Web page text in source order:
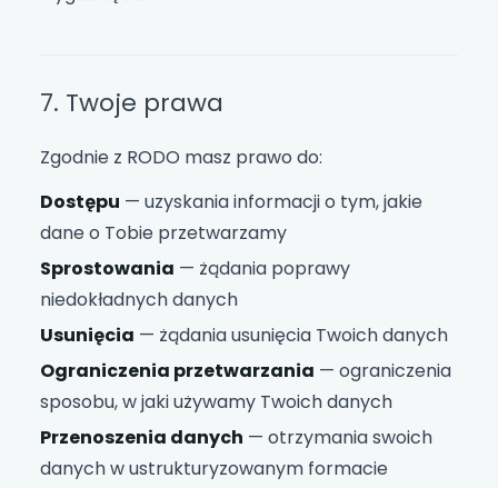
7. Twoje prawa
Zgodnie z RODO masz prawo do:
Dostępu — uzyskania informacji o tym, jakie
dane o Tobie przetwarzamy
Sprostowania — żądania poprawy
niedokładnych danych
Usunięcia — żądania usunięcia Twoich danych
Ograniczenia przetwarzania — ograniczenia
sposobu, w jaki używamy Twoich danych
Przenoszenia danych — otrzymania swoich
danych w ustrukturyzowanym formacie